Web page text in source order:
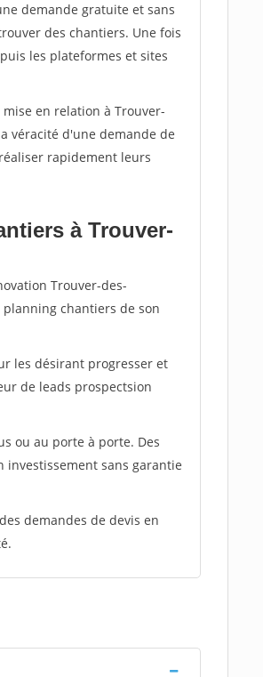
demande gratuite et sans
des chantiers. Une fois
les plateformes et sites
en relation à Trouver-
véracité d'une demande de
rapidement leurs
à Trouver-
Trouver-des-
chantiers de son
les désirant progresser et
de leads prospectsion
ou au porte à porte. Des
sans garantie
demandes de devis en